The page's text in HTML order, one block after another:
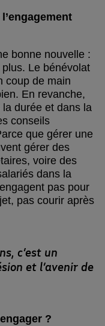
bonne nouvelle :
plus. Le bénévolat
coup de main
En revanche,
la durée et dans la
conseils
que gérer une
gérer des
voire des
dans la
pas pour
pas courir après
c’est un
et l’avenir de
?